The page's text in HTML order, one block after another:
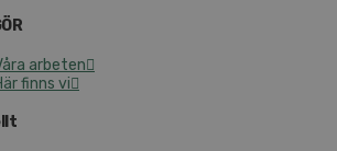
arbeten
finns vi